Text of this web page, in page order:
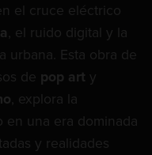
el cruce eléctrico
, el ruido digital y la
urbana. Esta obra de
de pop art y
, explora la
en una era dominada
y realidades